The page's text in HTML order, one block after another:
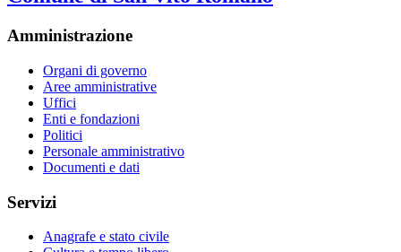
Amministrazione
Organi di governo
Aree amministrative
Uffici
Enti e fondazioni
Politici
Personale amministrativo
Documenti e dati
Servizi
Anagrafe e stato civile